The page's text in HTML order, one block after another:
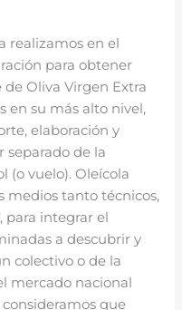
realizamos en el
para obtener
Oliva Virgen Extra
en su más alto nivel,
elaboración y
separado de la
(o vuelo). Oleícola
medios tanto técnicos,
para integrar el
a descubrir y
colectivo o de la
mercado nacional
que